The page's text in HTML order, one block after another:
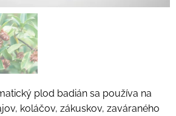
plod badián sa používa na
koláčov, zákuskov, zaváraného